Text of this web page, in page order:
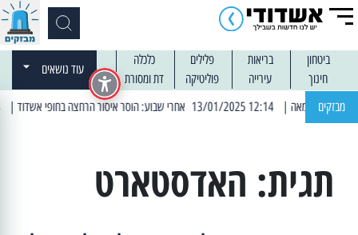
ביטחון בריאות פלילים
כלכלה
חינוך
עירייה פוליטיקה דת ומסורת
עוד נושאים
מבזקים | 12:14 13/01/2025 אחרי שבוע: הוסר איסור הרחצה בחופי אשדוד | 13:04 14/01/2025 עובדים בלילות: עבודות קרצוף וריבוד אספלט
תגית: האדסטארט